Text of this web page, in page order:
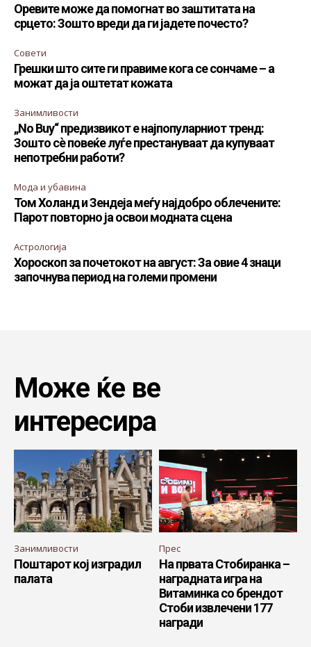
Оревите може да помогнат во заштитата на
срцето: Зошто вреди да ги јадете почесто?
Совети
Грешки што сите ги правиме кога се сончаме – а
можат да ја оштетат кожата
Занимливости
„No Buy“ предизвикот е најпопуларниот тренд:
Зошто сè повеќе луѓе престануваат да купуваат
непотребни работи?
Мода и убавина
Том Холанд и Зендеја меѓу најдобро облечените:
Парот повторно ја освои модната сцена
Астрологија
Хороскоп за почетокот на август: За овие 4 знаци
започнува период на големи промени
Може ќе ве
интересира
Занимливости
Поштарот кој изградил
палата
Прес
На првата Стобиранка –
наградната игра на
Витаминка со брендот
Стоби извлечени 177
награди